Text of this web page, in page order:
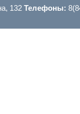
132 Телефоны: